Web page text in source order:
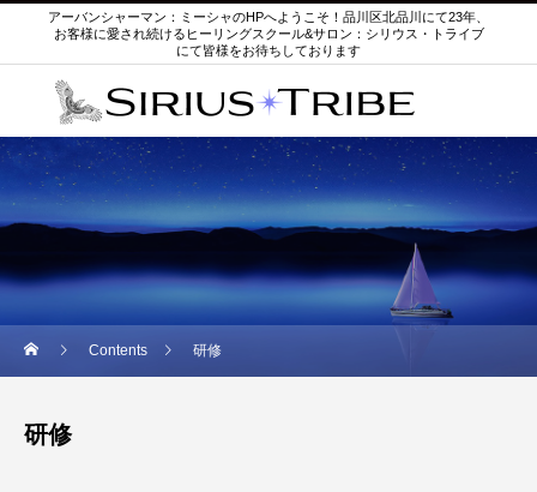
アーバンシャーマン：ミーシャのHPへようこそ！品川区北品川にて23年、
お客様に愛され続けるヒーリングスクール&サロン：シリウス・トライブ
にて皆様をお待ちしております
Contents 研修
研修